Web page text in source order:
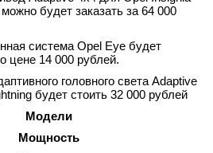
будет заказать за 64 000
система Opel Eye будет
цене 14 000 рублей.
головного света Adaptive
будет стоить 32 000 рублей
Модели
Мощность